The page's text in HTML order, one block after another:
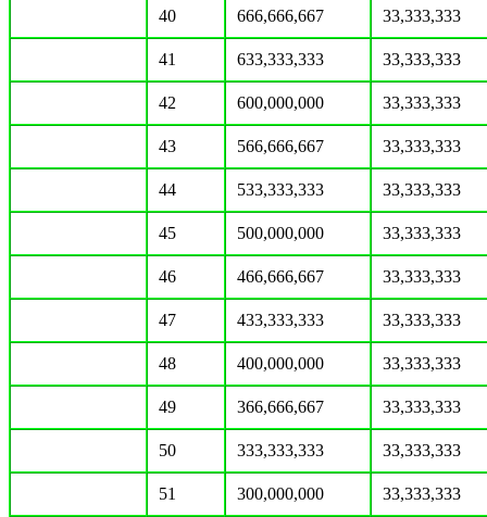
40 666,666,667 33,333,333
41 633,333,333 33,333,333
42 600,000,000 33,333,333
43 566,666,667 33,333,333
44 533,333,333 33,333,333
45 500,000,000 33,333,333
46 466,666,667 33,333,333
47 433,333,333 33,333,333
48 400,000,000 33,333,333
49 366,666,667 33,333,333
50 333,333,333 33,333,333
51 300,000,000 33,333,333